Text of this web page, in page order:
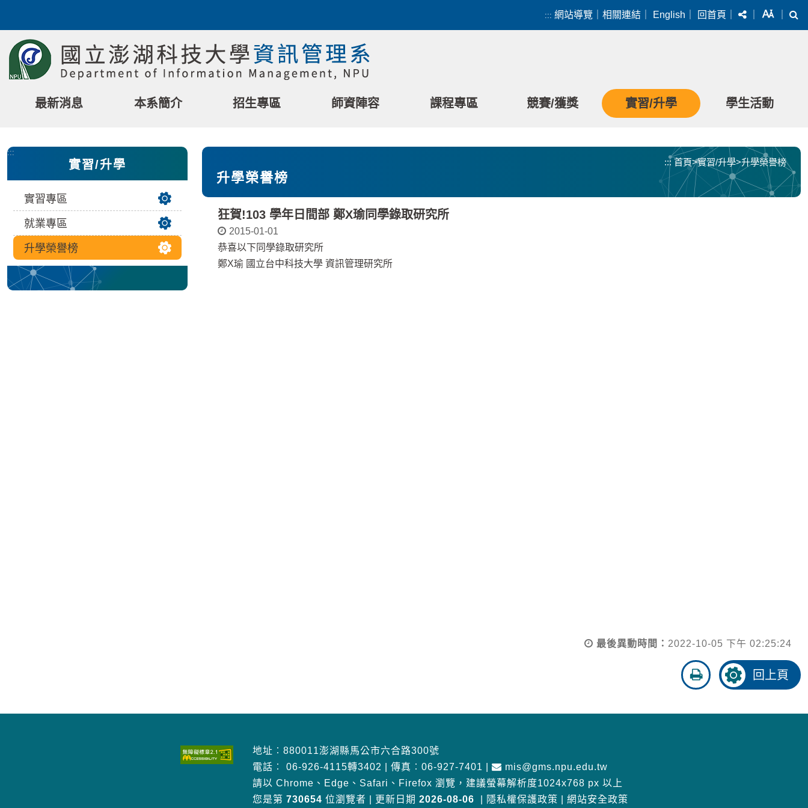
::: 網站導覽 相關連結 English 回首頁 分享 字級
最新消息 本系簡介 招生專區 師資陣容 課程專區 競賽/獲獎 實習/升學 學生活動
:::
實習/升學
實習專區
就業專區
升學榮譽榜
::: 首頁>實習/升學>升學榮譽榜
升學榮譽榜
狂賀!103 學年日間部 鄭X瑜同學錄取研究所
2015-01-01
恭喜以下同學錄取研究所
鄭X瑜 國立台中科技大學 資訊管理研究所
最後異動時間： 2022-10-05 下午 02:25:24
友
善
印
回上頁
地址︰880011澎湖縣馬公市六合路300號
電話︰ 06-926-4115轉3402 傳真︰06-927-7401
mis@gms.npu.edu.tw
請以 Chrome、Edge、Safari、Firefox 瀏覽 ， 建議螢幕解析度1024x768 px 以上
您是第 730654 位瀏覽者 更新日期 2026-08-06 隱私權保護政策 網站安全政策